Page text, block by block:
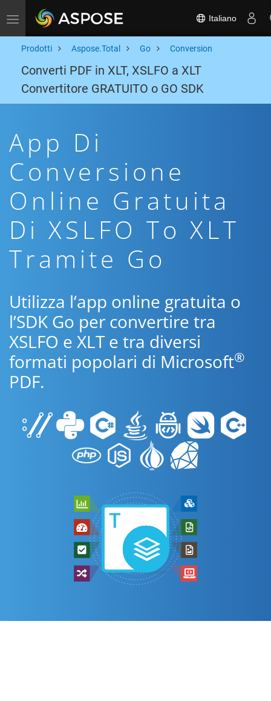
Toggle navigation Italiano
Prodotti Aspose.Total Go Conversion
Converti PDF in XLT, XSLFO a XLT
Convertitore GRATUITO o GO SDK
App Di
Conversione
Online Gratuita
Di XSLFO To XLT
Tramite Go
Utilizza l’app online gratuita o
l’SDK Go per convertire tra
XSLFO e XLT e tra diversi
formati popolari di Microsoft®
PDF.